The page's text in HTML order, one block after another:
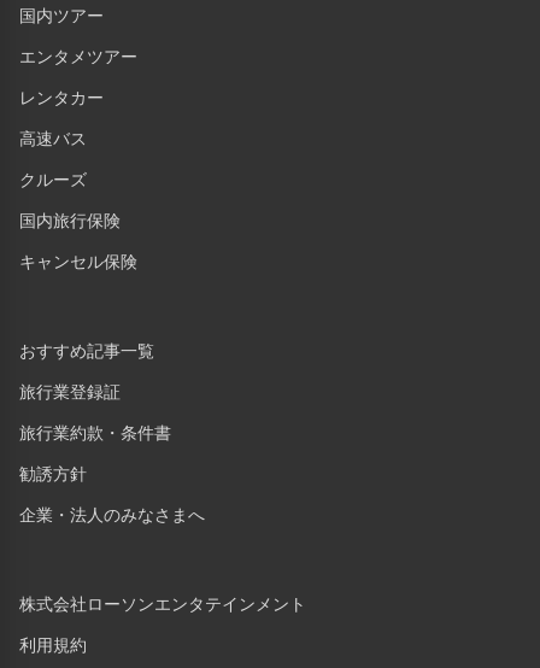
国内ツアー
エンタメツアー
レンタカー
高速バス
クルーズ
国内旅行保険
キャンセル保険
おすすめ記事一覧
旅行業登録証
旅行業約款・条件書
勧誘方針
企業・法人のみなさまへ
株式会社ローソンエンタテインメント
利用規約